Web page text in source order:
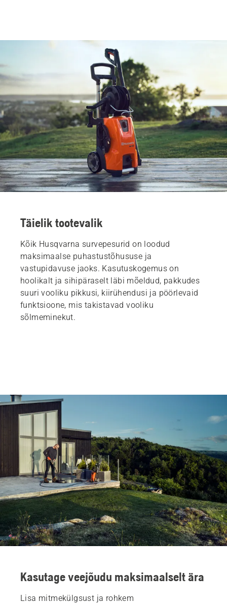
Täielik tootevalik
Kõik Husqvarna survepesurid on loodud
maksimaalse puhastustõhususe ja
vastupidavuse jaoks. Kasutuskogemus on
hoolikalt ja sihipäraselt läbi mõeldud, pakkudes
suuri vooliku pikkusi, kiirühendusi ja pöörlevaid
funktsioone, mis takistavad vooliku
sõlmeminekut.
Kasutage veejõudu maksimaalselt ära
Lisa mitmekülgsust ja rohkem